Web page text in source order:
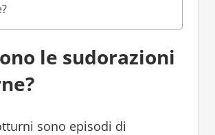
le sudorazioni
sono episodi di